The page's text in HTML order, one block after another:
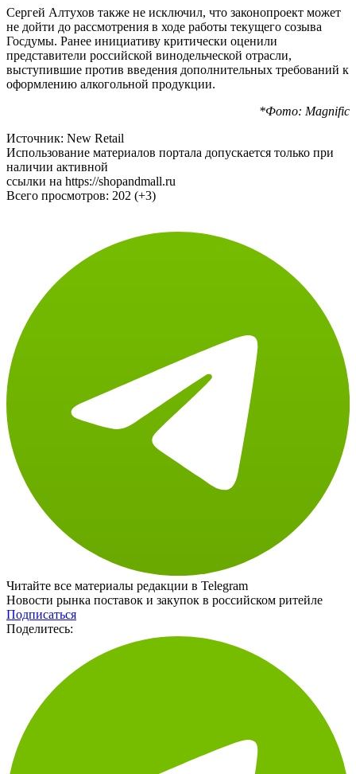
Сергей Алтухов также не исключил, что законопроект может
не дойти до рассмотрения в ходе работы текущего созыва
Госдумы. Ранее инициативу критически оценили
представители российской винодельческой отрасли,
выступившие против введения дополнительных требований к
оформлению алкогольной продукции.
*Фото: Magnific
Источник: New Retail
Использование материалов портала допускается только при
наличии активной
ссылки на https://shopandmall.ru
Всего просмотров: 202 (+3)
Читайте все материалы редакции в Telegram
Новости рынка поставок и закупок в российском ритейле
Подписаться
Поделитесь: